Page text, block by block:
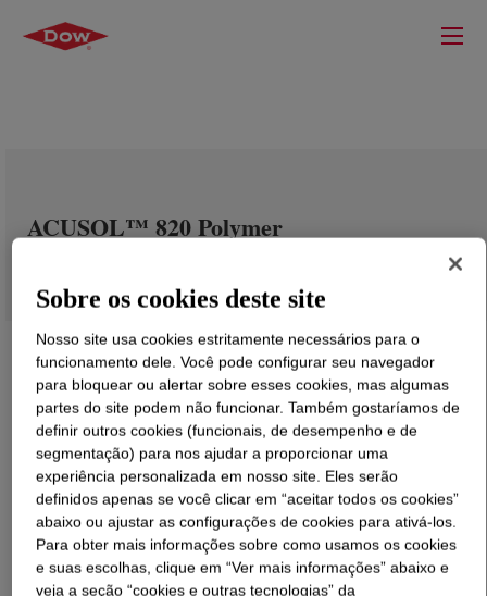
ACUSOL™ 820 Polymer
O que éACUSOL™ 820 Polymer?
A Hydrophobically modified Alkali Soluble acrylic polymer
Sobre os cookies deste site
Nosso site usa cookies estritamente necessários para o
funcionamento dele. Você pode configurar seu navegador
para bloquear ou alertar sobre esses cookies, mas algumas
partes do site podem não funcionar. Também gostaríamos de
definir outros cookies (funcionais, de desempenho e de
segmentação) para nos ajudar a proporcionar uma
experiência personalizada em nosso site. Eles serão
definidos apenas se você clicar em “aceitar todos os cookies”
abaixo ou ajustar as configurações de cookies para ativá-los.
Para obter mais informações sobre como usamos os cookies
e suas escolhas, clique em “Ver mais informações” abaixo e
veja a seção “cookies e outras tecnologias” da